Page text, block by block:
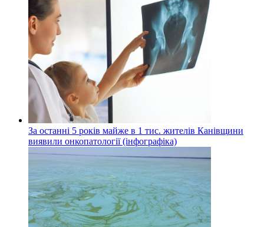
За останні 5 років майже в 1 тис. жителів Канівщини
виявили онкопатології (інфографіка)